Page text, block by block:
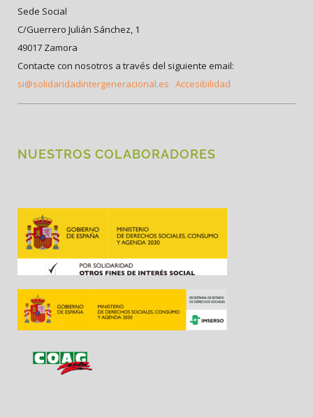
Sede Social
C/Guerrero Julián Sánchez, 1
49017 Zamora
Contacte con nosotros a través del siguiente email:
si@solidaridadintergeneracional.es Accesibilidad
NUESTROS COLABORADORES